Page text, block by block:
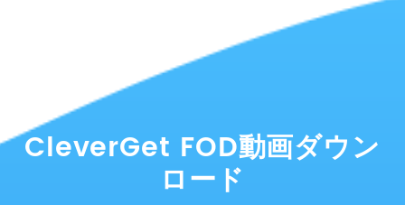
CleverGet FOD動画ダウン
ロード